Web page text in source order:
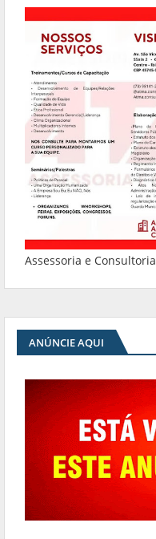
Assessoria e Consultoria
ANÚNCIE AQUI